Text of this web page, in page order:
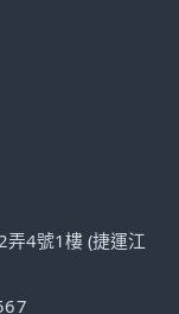
4號1樓 (捷運江